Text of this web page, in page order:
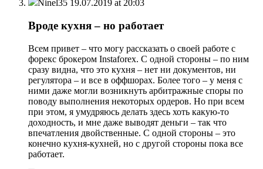
Ninel35 19.07.2019 at 20:03
Вроде кухня – но работает
Всем привет – что могу рассказать о своей работе с
форекс брокером Instaforex. С одной стороны – по ним
сразу видна, что это кухня – нет ни документов, ни
регулятора – и все в оффшорах. Более того – у меня с
ними даже могли возникнуть арбитражные споры по
поводу выполнения некоторых ордеров. Но при всем
при этом, я умудряюсь делать здесь хоть какую-то
доходность, и мне даже выводят деньги – так что
впечатления двойственные. С одной стороны – это
конечно кухня-кухней, но с другой стороны пока все
работает.